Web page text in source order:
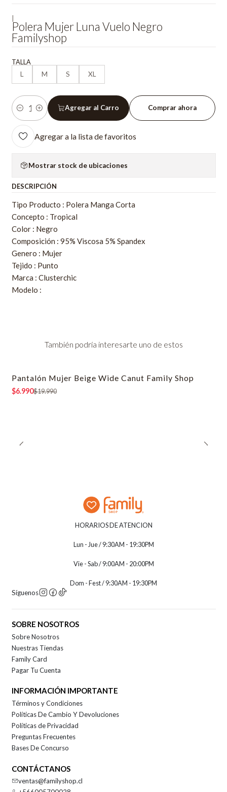
Polera Mujer Luna Vuelo Negro
Familyshop
TALLA
L
M S XL
Cantidad
Agregar al Carro Comprar ahora
Agregar a la lista de favoritos
Mostrar stock de ubicaciones
DESCRIPCIÓN
Tipo Producto : Polera Manga Corta
Concepto : Tropical
Color : Negro
Composición : 95% Viscosa 5% Spandex
Genero : Mujer
Tejido : Punto
Marca : Clusterchic
Modelo :
También podría interesarte uno de estos
-65% OFF
Pantalón Mujer Beige Wide Canut Family Shop
$6.990$19.990
HORARIOS DE ATENCION
Lun - Jue / 9:30AM - 19:30PM
Vie - Sab / 9:00AM - 20:00PM
Dom - Fest / 9:30AM - 19:30PM
Síguenos
SOBRE NOSOTROS
Sobre Nosotros
Nuestras Tiendas
Family Card
Pagar Tu Cuenta
INFORMACIÓN IMPORTANTE
Términos y Condiciones
Políticas De Cambio Y Devoluciones
Políticas de Privacidad
Preguntas Frecuentes
Bases De Concurso
CONTÁCTANOS
ventas@familyshop.cl